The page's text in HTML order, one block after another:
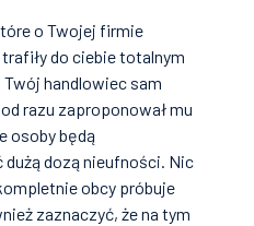
o Twojej firmie
do ciebie totalnym
handlowiec sam
razu zaproponował mu
osoby będą
dozą nieufności. Nic
obcy próbuje
zaznaczyć, że na tym